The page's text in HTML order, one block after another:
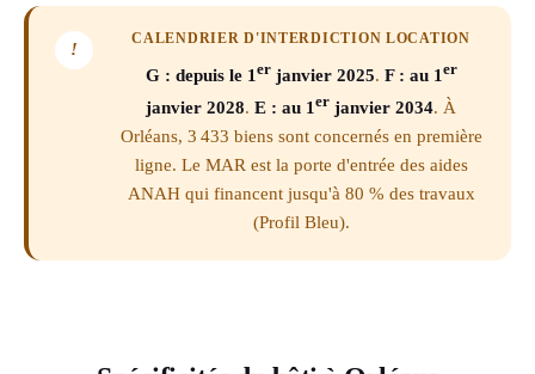
!
CALENDRIER D'INTERDICTION LOCATION
G : depuis le 1 erjanvier 2025. F : au 1 er
janvier 2028. E : au 1 er janvier 2034. À
Orléans, 3 433 biens sont concernés en première
ligne. Le MAR est la porte d'entrée des aides
ANAH qui financent jusqu'à 80 % des travaux
(Profil Bleu).